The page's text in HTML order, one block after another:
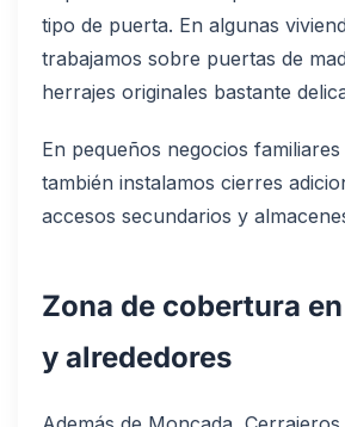
tipo de puerta. En algunas
trabajamos sobre puertas de
herrajes originales bastante
En pequeños negocios
también instalamos cierres
accesos secundarios y
Zona de cobertura
y alrededores